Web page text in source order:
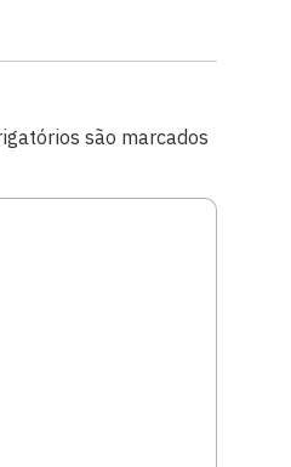
são marcados